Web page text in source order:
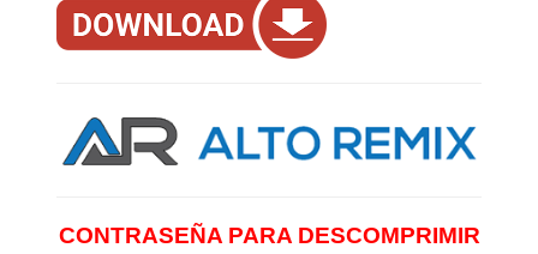
CONTRASEÑA PARA DESCOMPRIMIR